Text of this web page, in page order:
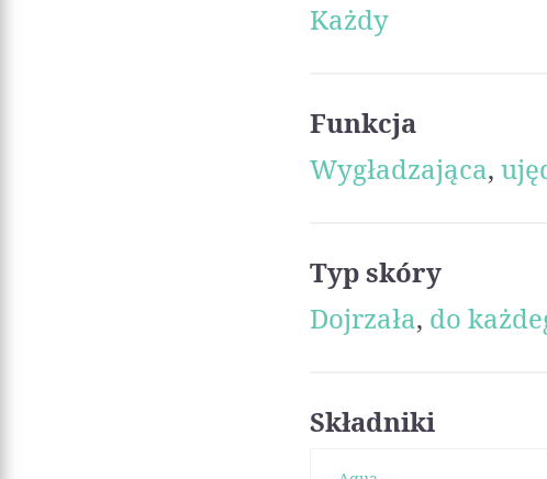
Każdy
Funkcja
Wygładzająca,
Typ skóry
Dojrzała, do
Składniki